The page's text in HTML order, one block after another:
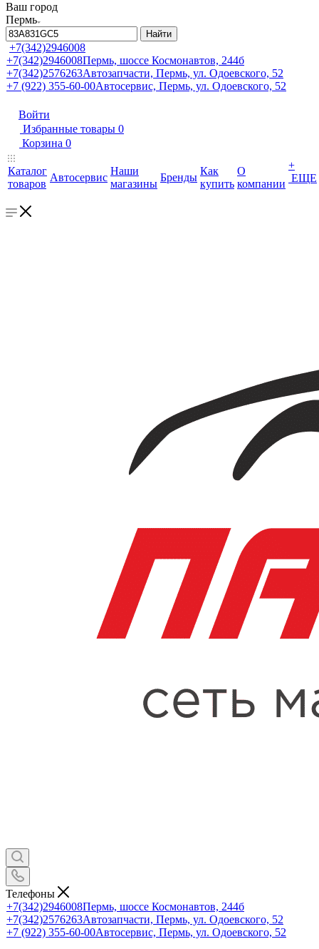
Ваш город
Пермь
Найти
+7(342)2946008
+7(342)2946008Пермь, шоссе Космонавтов, 244б
+7(342)2576263Автозапчасти, Пермь, ул. Одоевского, 52
+7 (922) 355-60-00Автосервис, Пермь, ул. Одоевского, 52
Войти
Избранные товары 0
Корзина 0
Каталог
товаров
Автосервис
Наши
магазины
Бренды
Как
купить
О
компании
+
ЕЩЕ
Телефоны
+7(342)2946008Пермь, шоссе Космонавтов, 244б
+7(342)2576263Автозапчасти, Пермь, ул. Одоевского, 52
+7 (922) 355-60-00Автосервис, Пермь, ул. Одоевского, 52